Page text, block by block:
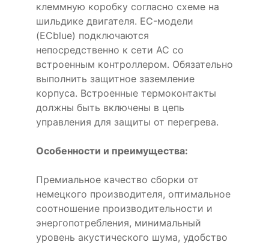
клеммную коробку согласно схеме на
шильдике двигателя. EC-модели
(ECblue) подключаются
непосредственно к сети AC со
встроенным контроллером. Обязательно
выполнить защитное заземление
корпуса. Встроенные термоконтакты
должны быть включены в цепь
управления для защиты от перегрева.
Особенности и преимущества:
Премиальное качество сборки от
немецкого производителя, оптимальное
соотношение производительности и
энергопотребления, минимальный
уровень акустического шума, удобство